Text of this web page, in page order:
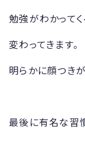
勉強がわかって
変わってきます。
明らかに顔つき
最後に有名な習